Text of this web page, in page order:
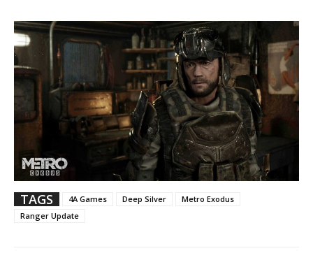
TAGS 4A Games Deep Silver
Metro Exodus
Ranger Update